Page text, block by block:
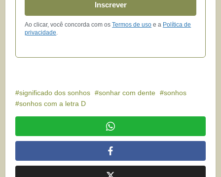
Inscrever
Ao clicar, você concorda com osTermos de uso e a Política de
privacidade
significado dos sonhos sonhar com dente
sonhos
sonhos com a letra D